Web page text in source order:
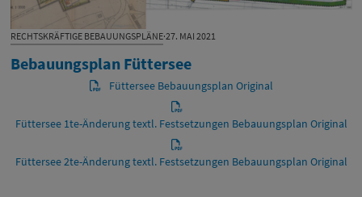
RECHTSKRÄFTIGE BEBAUUNGSPLÄNE·27. MAI 2021
Bebauungsplan Füttersee
Füttersee Bebauungsplan Original
Füttersee 1te-Änderung textl. Festsetzungen Bebauungsplan Original
Füttersee 2te-Änderung textl. Festsetzungen Bebauungsplan Original